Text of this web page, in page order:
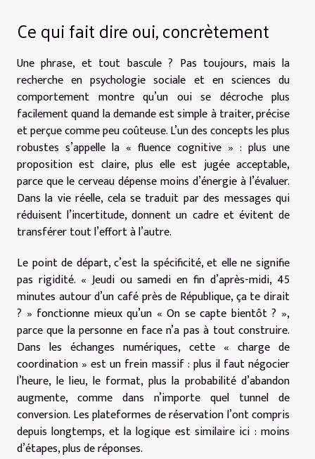
Ce qui fait dire oui, concrètement
Une phrase, et tout bascule ? Pas toujours, mais la
recherche en psychologie sociale et en sciences du
comportement montre qu’un oui se décroche plus
facilement quand la demande est simple à traiter, précise
et perçue comme peu coûteuse. L’un des concepts les plus
robustes s’appelle la « fluence cognitive » : plus une
proposition est claire, plus elle est jugée acceptable,
parce que le cerveau dépense moins d’énergie à l’évaluer.
Dans la vie réelle, cela se traduit par des messages qui
réduisent l’incertitude, donnent un cadre et évitent de
transférer tout l’effort à l’autre.
Le point de départ, c’est la spécificité, et elle ne signifie
pas rigidité. « Jeudi ou samedi en fin d’après-midi, 45
minutes autour d’un café près de République, ça te dirait
? » fonctionne mieux qu’un « On se capte bientôt ? »,
parce que la personne en face n’a pas à tout construire.
Dans les échanges numériques, cette « charge de
coordination » est un frein massif : plus il faut négocier
l’heure, le lieu, le format, plus la probabilité d’abandon
augmente, comme dans n’importe quel tunnel de
conversion. Les plateformes de réservation l’ont compris
depuis longtemps, et la logique est similaire ici : moins
d’étapes, plus de réponses.